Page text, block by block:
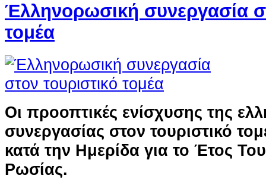
Έλληνορωσική συνεργασία
τομέα
Οι προοπτικές ενίσχυσης της
συνεργασίας στον τουριστικό
κατά την Ημερίδα για το Έτος
Ρωσίας.